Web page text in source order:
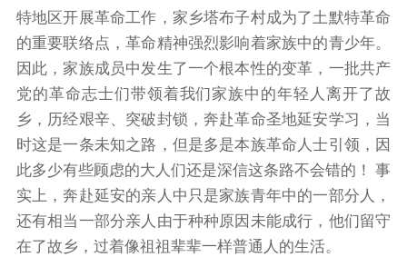
特地区开展革命工作，家乡塔布子村成为了土默特革命
的重要联络点，革命精神强烈影响着家族中的青少年。
因此，家族成员中发生了一个根本性的变革，一批共产
党的革命志士们带领着我们家族中的年轻人离开了故
乡，历经艰辛、突破封锁，奔赴革命圣地延安学习，当
时这是一条未知之路，但是多是本族革命人士引领，因
此多少有些顾虑的大人们还是深信这条路不会错的！ 事
实上，奔赴延安的亲人中只是家族青年中的一部分人，
还有相当一部分亲人由于种种原因未能成行，他们留守
在了故乡，过着像祖祖辈辈一样普通人的生活。